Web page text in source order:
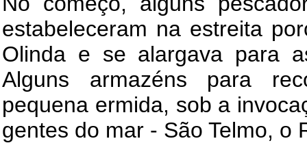
estabeleceram na estreita
Olinda e se alargava para
Alguns armazéns para
pequena ermida, sob a
gentes do mar - São Telmo, o